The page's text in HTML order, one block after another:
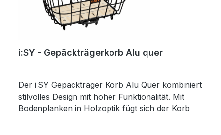
i:SY - Gepäckträgerkorb Alu quer
Der i:SY Gepäckträger Korb Alu Quer kombiniert
stilvolles Design mit hoher Funktionalität. Mit
Bodenplanken in Holzoptik fügt sich der Korb